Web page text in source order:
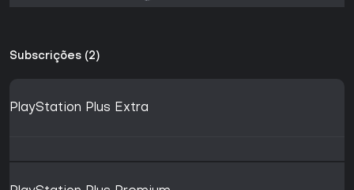
Subscrições (2)
PlayStation Plus Extra